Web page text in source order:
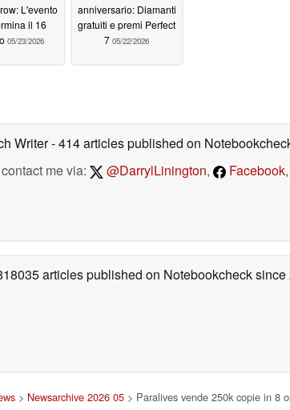
L'evento
il 16
05/23/2026
anniversario: Diamanti
gratuiti e premi Perfect
7 05/22/2026
Writer- 414 articles published on
contact me via:
@DarrylLinington, Facebook
articles published on Notebookchecksince
> Newsarchive 2026 05> Paralives vende 250k copie in 8